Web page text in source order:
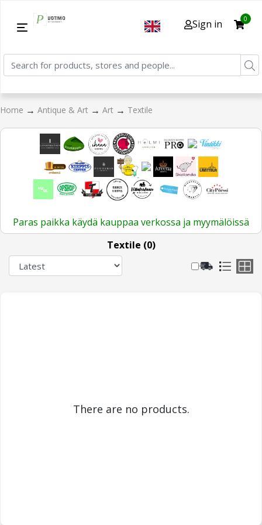
Sign in 0
Home → Antique & Art → Art → Textile
Paras paikka käydä kauppaa verkossa ja myymälöissä
Textile (0)
There are no products.